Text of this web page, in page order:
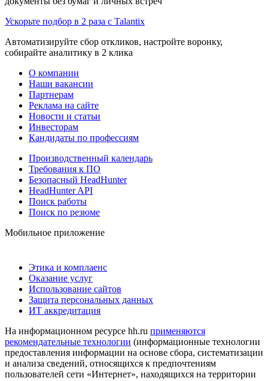
Ускорьте подбор в 2 раза с Talantix
Автоматизируйте сбор откликов, настройте воронку,
собирайте аналитику в 2 клика
О компании
Наши вакансии
Партнерам
Реклама на сайте
Новости и статьи
Инвесторам
Кандидаты по профессиям
Производственный календарь
Требования к ПО
Безопасный HeadHunter
HeadHunter API
Поиск работы
Поиск по резюме
Мобильное приложение
Этика и комплаенс
Оказание услуг
Использование сайтов
Защита персональных данных
ИТ аккредитация
На информационном ресурсе hh.ru применяются
рекомендательные технологии (информационные технологии
предоставления информации на основе сбора, систематизации
и анализа сведений, относящихся к предпочтениям
пользователей сети «Интернет», находящихся на территории